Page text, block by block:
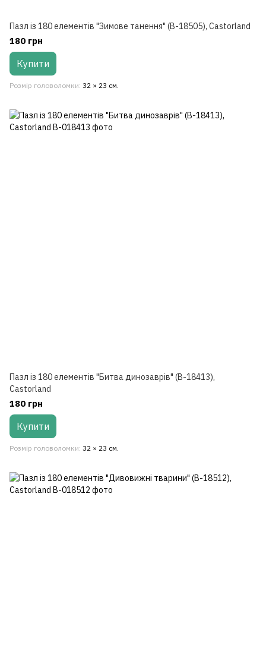
Пазл із 180 елементів "Зимове танення" (B-18505), Castorland
180 грн
Купити
Розмір головоломки 32 × 23 см.
Пазл із 180 елементів "Битва динозаврів" (B-18413),
Castorland
180 грн
Купити
Розмір головоломки 32 × 23 см.